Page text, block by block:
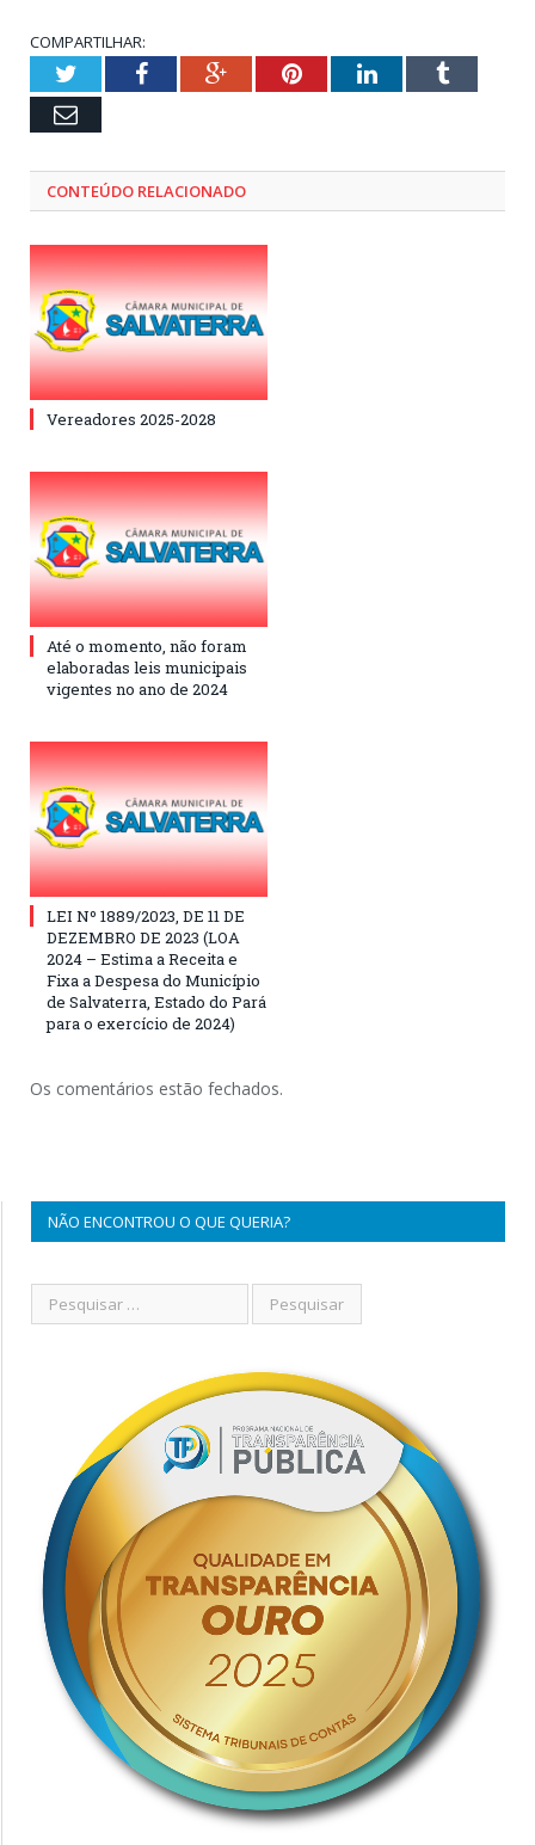
COMPARTILHAR:
TwitterFacebookGoogle+PinterestLinkedInTumblr
Email
CONTEÚDO RELACIONADO
Vereadores 2025-2028
Até o momento, não foram
elaboradas leis municipais
vigentes no ano de 2024
LEI Nº 1889/2023, DE 11 DE
DEZEMBRO DE 2023 (LOA
2024 – Estima a Receita e
Fixa a Despesa do Município
de Salvaterra, Estado do Pará
para o exercício de 2024)
Os comentários estão fechados.
NÃO ENCONTROU O QUE QUERIA?